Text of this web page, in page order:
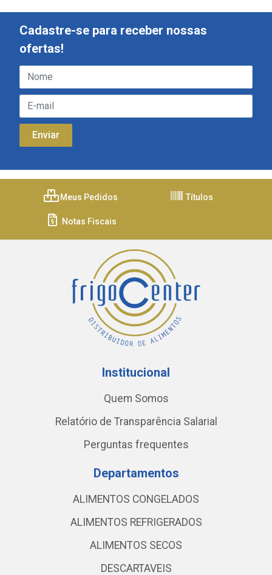
Cadastre-se para receber nossas
ofertas!
Meus Pedidos Títulos
Notas Fiscais
Institucional
Quem Somos
Relatório de Transparência Salarial
Perguntas frequentes
Departamentos
ALIMENTOS CONGELADOS
ALIMENTOS REFRIGERADOS
ALIMENTOS SECOS
DESCARTAVEIS